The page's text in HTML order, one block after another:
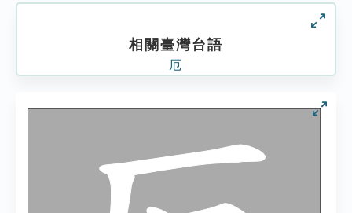
相關臺灣台語
厄